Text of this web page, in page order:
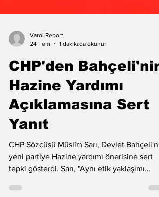
Varol Report
CHP'den Bahçeli'nin
Hazine Yardımı
Açıklamasına Sert
CHP Sözcüsü Müslim Sarı, Devlet
yeni partiye Hazine yardımı önerisine sert
neden İYİ Parti için göstermediniz?" dedi.